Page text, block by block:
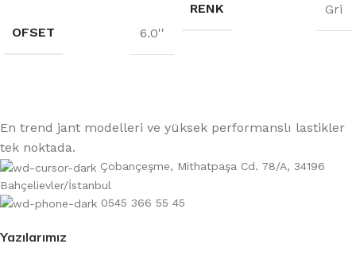
OFSET 6.0''
RENK Gri
En trend jant modelleri ve yüksek performanslı lastikler
tek noktada.
Çobançeşme, Mithatpaşa Cd. 78/A, 34196
Bahçelievler/İstanbul
0545 366 55 45
Yazılarımız